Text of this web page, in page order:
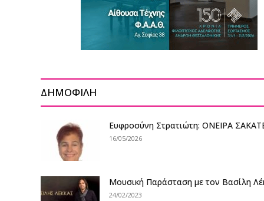
ΔΗΜΟΦΙΛΗ
Ευφροσύνη Στρατιώτη: ΟΝΕΙΡΑ
16/05/2026
Μουσική Παράσταση με τον Βασίλη
24/02/2023